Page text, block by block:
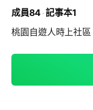
成員84 記事本1
桃園自遊人時上社區